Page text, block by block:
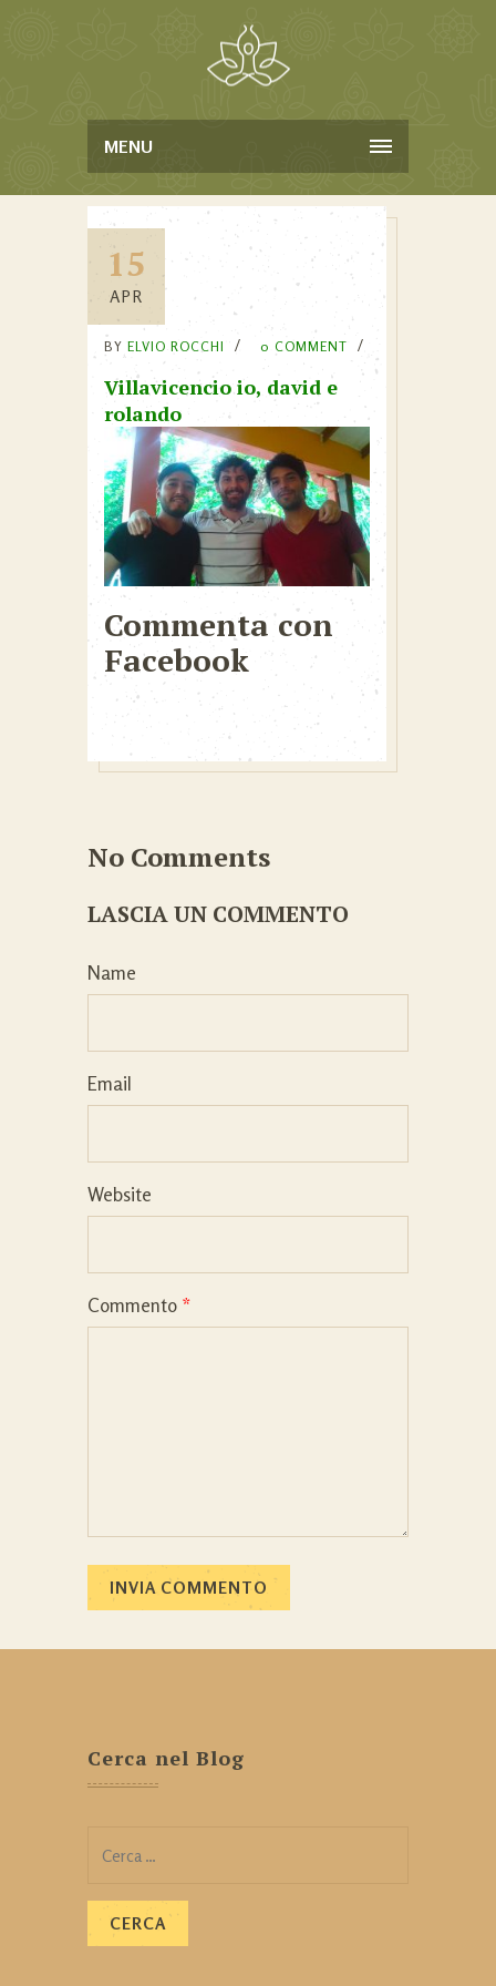
MENU
15
APR
BY ELVIO ROCCHI 0 COMMENT
Villavicencio io, david e
rolando
Commenta con
Facebook
No Comments
LASCIA UN COMMENTO
Name
Email
Website
Commento *
Cerca nel Blog